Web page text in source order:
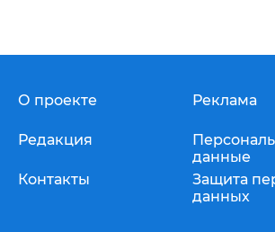
О проекте
Редакция
Контакты
Реклама
данные
Защита
данных